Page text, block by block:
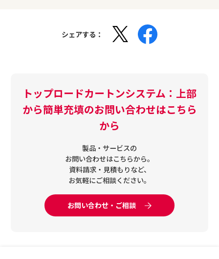
シェアする：
トップロードカートンシステム：上部
から簡単充填のお問い合わせはこちら
から
製品・サービスの
お問い合わせはこちらから。
資料請求・見積もりなど、
お気軽にご相談ください。
お問い合わせ・ご相談